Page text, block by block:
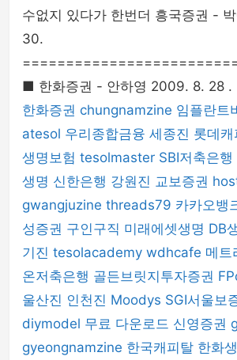
수없지 있다가 한번더 흥국증권 -
30.
■ 한화증권 - 안하영 2009. 8. 28 .
한화증권 chungnamzine 임플란트
atesol 우리종합금융 세종진 롯데
생명보험 tesolmaster SBI저축은행
생명 신한은행 강원진 교보증권
gwangjuzine threads79 카카오뱅
성증권 구인구직 미래에셋생명 DB
기진 tesolacademy wdhcafe 메트
온저축은행 골든브릿지투자증권
울산진 인천진 Moodys SGI서울보
diymodel 무료 다운로드 신영증권
gyeongnamzine 한국캐피탈 한화